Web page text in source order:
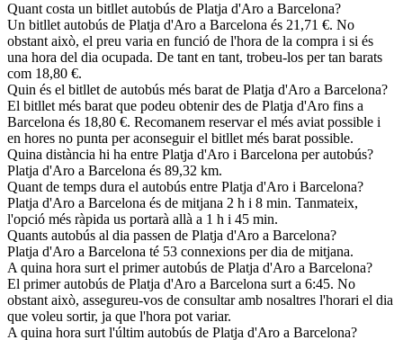
Quant costa un bitllet autobús de Platja d'Aro a Barcelona?
Un bitllet autobús de Platja d'Aro a Barcelona és 21,71 €. No
obstant això, el preu varia en funció de l'hora de la compra i si és
una hora del dia ocupada. De tant en tant, trobeu-los per tan barats
com 18,80 €.
Quin és el bitllet de autobús més barat de Platja d'Aro a Barcelona?
El bitllet més barat que podeu obtenir des de Platja d'Aro fins a
Barcelona és 18,80 €. Recomanem reservar el més aviat possible i
en hores no punta per aconseguir el bitllet més barat possible.
Quina distància hi ha entre Platja d'Aro i Barcelona per autobús?
Platja d'Aro a Barcelona és 89,32 km.
Quant de temps dura el autobús entre Platja d'Aro i Barcelona?
Platja d'Aro a Barcelona és de mitjana 2 h i 8 min. Tanmateix,
l'opció més ràpida us portarà allà a 1 h i 45 min.
Quants autobús al dia passen de Platja d'Aro a Barcelona?
Platja d'Aro a Barcelona té 53 connexions per dia de mitjana.
A quina hora surt el primer autobús de Platja d'Aro a Barcelona?
El primer autobús de Platja d'Aro a Barcelona surt a 6:45. No
obstant això, assegureu-vos de consultar amb nosaltres l'horari el dia
que voleu sortir, ja que l'hora pot variar.
A quina hora surt l'últim autobús de Platja d'Aro a Barcelona?